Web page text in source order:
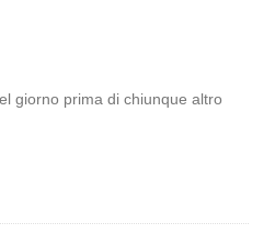
giorno prima di chiunque altro